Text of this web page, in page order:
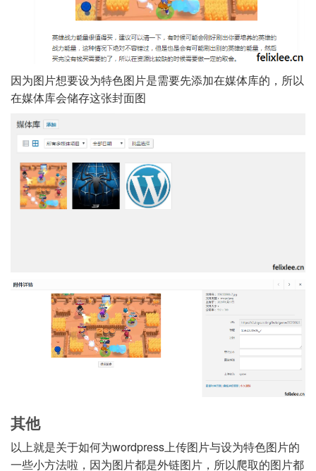
因为图片想要设为特色图片是需要先添加在媒体库的，所以
在媒体库会储存这张封面图
其他
以上就是关于如何为wordpress上传图片与设为特色图片的
一些小方法啦，因为图片都是外链图片，所以爬取的图片都